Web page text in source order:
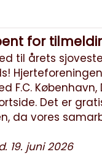
for
til årets
F.C.
Det er
da vores
19. juni 2026